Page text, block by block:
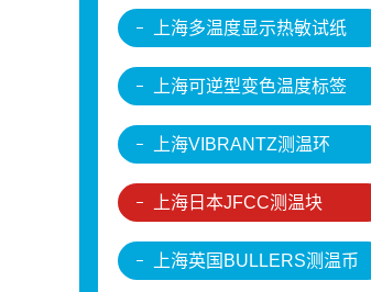
上海多温度显示热敏试纸
上海可逆型变色温度标签
上海VIBRANTZ测温环
上海日本JFCC测温块
上海英国BULLERS测温币